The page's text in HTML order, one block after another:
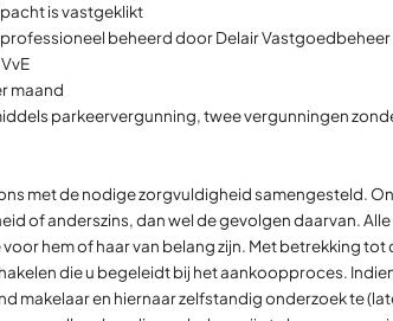
is vastgeklikt
beheerd door Delair Vastgoedbeheer
maand
parkeervergunning, twee vergunningen
met de nodige zorgvuldigheid samengesteld.
of anderszins, dan wel de gevolgen daarvan.
voor hem of haar van belang zijn. Met betrekking
die u begeleidt bij het aankoopproces.
makelaar en hiernaar zelfstandig onderzoek te